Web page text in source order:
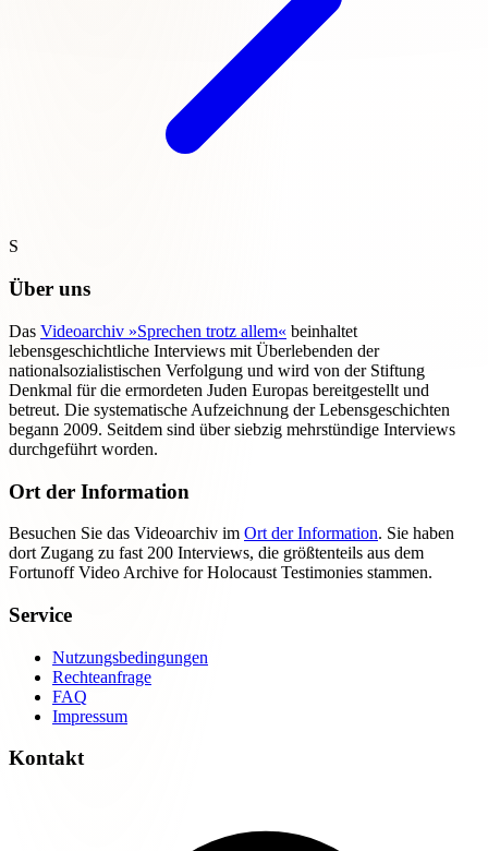
S
Über uns
Das Videoarchiv »Sprechen trotz allem« beinhaltet
lebensgeschichtliche Interviews mit Überlebenden der
nationalsozialistischen Verfolgung und wird von der Stiftung
Denkmal für die ermordeten Juden Europas bereitgestellt und
betreut. Die systematische Aufzeichnung der Lebensgeschichten
begann 2009. Seitdem sind über siebzig mehrstündige Interviews
durchgeführt worden.
Ort der Information
Besuchen Sie das Videoarchiv im Ort der Information. Sie haben
dort Zugang zu fast 200 Interviews, die größtenteils aus dem
Fortunoff Video Archive for Holocaust Testimonies stammen.
Service
Nutzungsbedingungen
Rechteanfrage
FAQ
Impressum
Kontakt